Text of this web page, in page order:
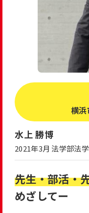
横
水上 勝博
2021年3月 法学部法
先生・部活・
めざしてー